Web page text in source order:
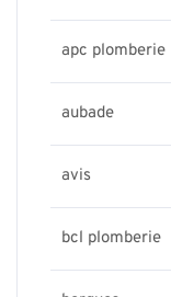
apc plomberie
aubade
avis
bcl plomberie